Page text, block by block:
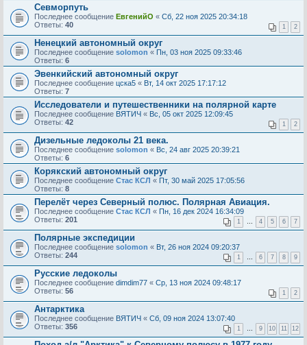
Севморпуть
Последнее сообщение ЕвгенийО « Сб, 22 ноя 2025 20:34:18
Ответы: 40 1 2
Ненецкий автономный округ
Последнее сообщение solomon « Пн, 03 ноя 2025 09:33:46
Ответы: 6
Эвенкийский автономный округ
Последнее сообщение цска5 « Вт, 14 окт 2025 17:17:12
Ответы: 7
Исследователи и путешественники на полярной карте
Последнее сообщение ВЯТИЧ « Вс, 05 окт 2025 12:09:45
Ответы: 42 1 2
Дизельные ледоколы 21 века.
Последнее сообщение solomon « Вс, 24 авг 2025 20:39:21
Ответы: 6
Корякский автономный округ
Последнее сообщение Стас КСЛ « Пт, 30 май 2025 17:05:56
Ответы: 8
Перелёт через Северный полюс. Полярная Авиация.
Последнее сообщение Стас КСЛ « Пн, 16 дек 2024 16:34:09
Ответы: 201 1 4 5 6 7
Полярные экспедиции
Последнее сообщение solomon « Вт, 26 ноя 2024 09:20:37
Ответы: 244 1 6 7 8 9
Русские ледоколы
Последнее сообщение dimdim77 « Ср, 13 ноя 2024 09:48:17
Ответы: 56 1 2
Антарктика
Последнее сообщение ВЯТИЧ « Сб, 09 ноя 2024 13:07:40
Ответы: 356 1 9 10 11 12